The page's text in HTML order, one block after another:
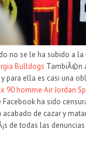
no se le ha subido a
Bulldogs TambiÃ©n
para ella es casi una
90 homme Air Jordan
ha sido
de cazar y
de todas las